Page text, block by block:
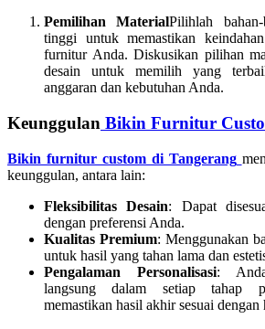
Pemilihan MaterialPilihlah
tinggi untuk memastikan
furnitur Anda. Diskusikan pilihan
desain untuk memilih yang
anggaran dan kebutuhan Anda.
Keunggulan Bikin Furnitur
Bikin furnitur custom di Tangerang
keunggulan, antara lain:
Fleksibilitas Desain: Dapat
dengan preferensi Anda.
Kualitas Premium: Menggunakan
untuk hasil yang tahan lama dan
Pengalaman Personalisasi:
langsung dalam setiap tahap
memastikan hasil akhir sesuai dengan